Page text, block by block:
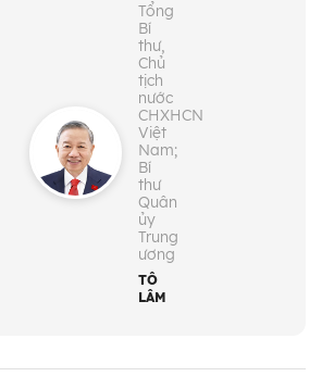
Tổng
Bí
thư,
Chủ
tịch
nước
CHXHCN
Việt
Nam;
Bí
thư
Quân
ủy
Trung
ương
TÔ
LÂM